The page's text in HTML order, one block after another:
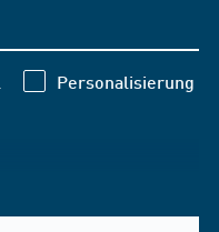
Personalisierung